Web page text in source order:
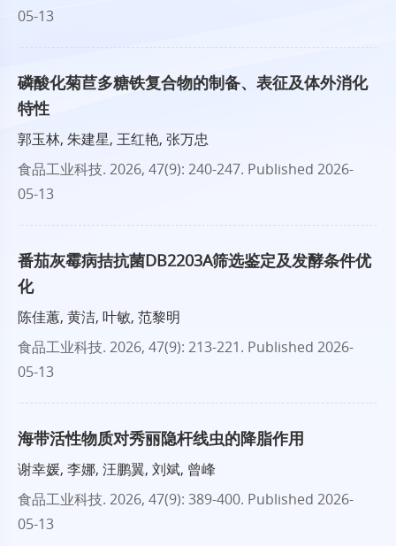
05-13
磷酸化菊苣多糖铁复合物的制备、表征及体外消化
特性
郭玉林, 朱建星, 王红艳, 张万忠
食品工业科技. 2026, 47(9): 240-247. Published 2026-
05-13
番茄灰霉病拮抗菌DB2203A筛选鉴定及发酵条件优
化
陈佳蕙, 黄洁, 叶敏, 范黎明
食品工业科技. 2026, 47(9): 213-221. Published 2026-
05-13
海带活性物质对秀丽隐杆线虫的降脂作用
谢幸媛, 李娜, 汪鹏翼, 刘斌, 曾峰
食品工业科技. 2026, 47(9): 389-400. Published 2026-
05-13